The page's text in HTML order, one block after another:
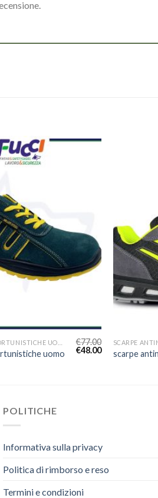
uomo
€77.00
€48.00 scarpe
POLITICHE
Informativa sulla privacy
Politica di rimborso e reso
Termini e condizioni